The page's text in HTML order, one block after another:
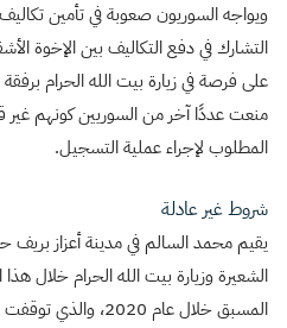
ويواجه السوريون صعوبة في تأمين
التشارك في دفع التكاليف بين الإخوة
على فرصة في زيارة بيت الله الحرام برفقة
منعت عددًا آخر من السوريين كونهم غير
المطلوب لإجراء عملية التسجيل.
شروط غير عادلة
يقيم محمد السالم في مدينة أعزاز بريف
الشعيرة وزيارة بيت الله الحرام خلال
المسبق خلال عام